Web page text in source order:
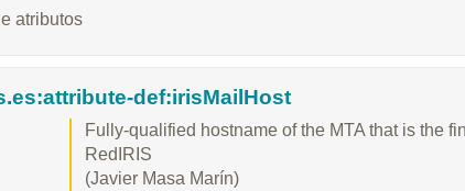
atributos
def:irisMailHost
Fully-qualified hostname of the MTA that is the
RedIRIS
(Javier Masa Marín)